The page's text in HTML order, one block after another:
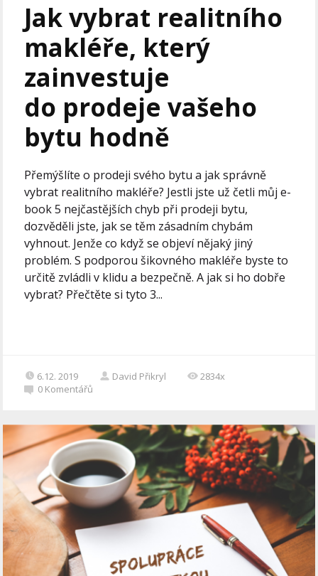
Jak vybrat realitního
makléře, který
zainvestuje
do prodeje vašeho
bytu hodně
Přemýšlíte o prodeji svého bytu a jak správně
vybrat realitního makléře? Jestli jste už četli můj e-
book 5 nejčastějších chyb při prodeji bytu,
dozvěděli jste, jak se těm zásadním chybám
vyhnout. Jenže co když se objeví nějaký jiný
problém. S podporou šikovného makléře byste to
určitě zvládli v klidu a bezpečně. A jak si ho dobře
vybrat? Přečtěte si tyto 3...
6.12. 2019 David Přikryl
2834x
0 Komentářů